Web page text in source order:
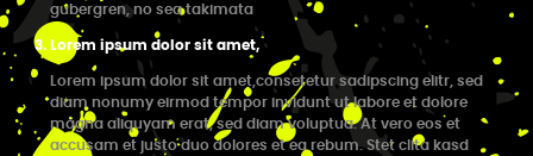
gubergren, no sea takimata
Lorem ipsum dolor sit amet,
Lorem ipsum dolor sit amet,consetetur sadipscing elitr, sed
diam nonumy eirmod tempor invidunt ut labore et dolore
magna aliquyam erat, sed diam voluptua. At vero eos et
accusam et justo duo dolores et ea rebum. Stet clita kasd